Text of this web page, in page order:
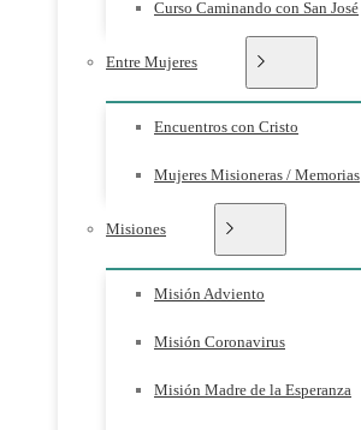
Curso Caminando con San José
Entre Mujeres
Encuentros con Cristo
Mujeres Misioneras / Memorias
Misiones
Misión Adviento
Misión Coronavirus
Misión Madre de la Esperanza